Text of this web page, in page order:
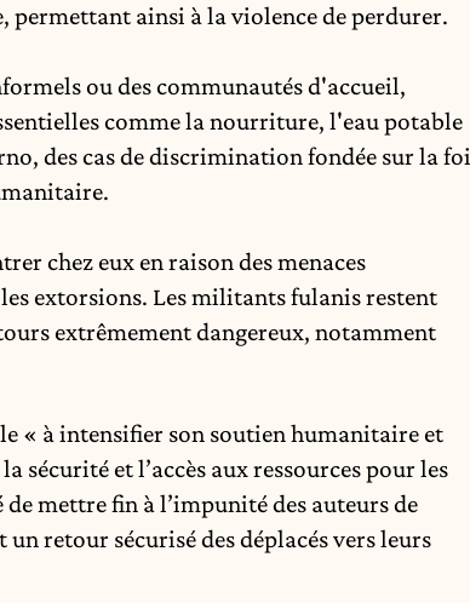
permettant ainsi à la violence de perdurer.
ou des communautés d'accueil,
comme la nourriture, l'eau potable
des cas de discrimination fondée sur la foi
chez eux en raison des menaces
extorsions. Les militants fulanis restent
extrêmement dangereux, notamment
« à intensifier son soutien humanitaire et
sécurité et l’accès aux ressources pour les
mettre fin à l’impunité des auteurs de
retour sécurisé des déplacés vers leurs